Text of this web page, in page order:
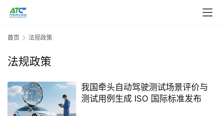
首页 法规政策
法规政策
我国牵头自动驾驶测试场景评价与
测试用例生成 ISO 国际标准发布